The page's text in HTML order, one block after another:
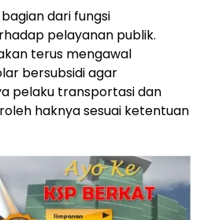
dari fungsi
pelayanan publik.
terus mengawal
bersubsidi agar
pelaku transportasi dan
haknya sesuai ketentuan